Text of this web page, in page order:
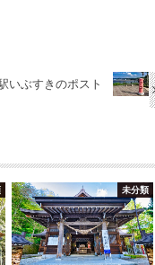
いぶすきのポスト
未分類